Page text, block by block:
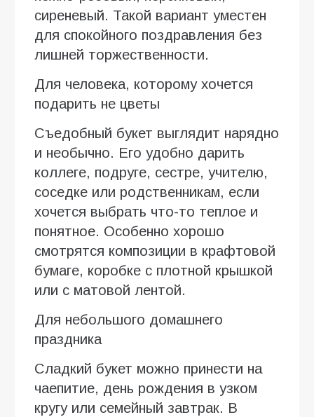
сиреневый. Такой вариант уместен
для спокойного поздравления без
лишней торжественности.
Для человека, которому хочется
подарить не цветы
Съедобный букет выглядит нарядно
и необычно. Его удобно дарить
коллеге, подруге, сестре, учителю,
соседке или родственникам, если
хочется выбрать что-то теплое и
понятное. Особенно хорошо
смотрятся композиции в крафтовой
бумаге, коробке с плотной крышкой
или с матовой лентой.
Для небольшого домашнего
праздника
Сладкий букет можно принести на
чаепитие, день рождения в узком
кругу или семейный завтрак. В